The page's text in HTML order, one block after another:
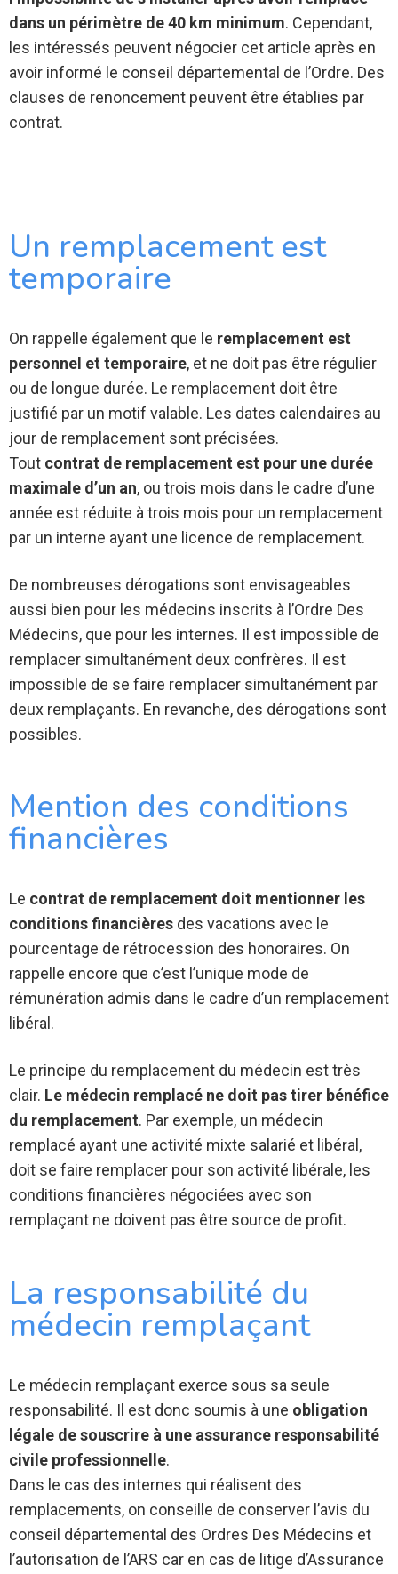
dans un périmètre de 40 km minimum. Cependant,
les intéressés peuvent négocier cet article après en
avoir informé le conseil départemental de l’Ordre. Des
clauses de renoncement peuvent être établies par
contrat.
Un remplacement est
temporaire
On rappelle également que le remplacement est
personnel et temporaire, et ne doit pas être régulier
ou de longue durée. Le remplacement doit être
justifié par un motif valable. Les dates calendaires au
jour de remplacement sont précisées.
Tout contrat de remplacement est pour une durée
maximale d’un an, ou trois mois dans le cadre d’une
année est réduite à trois mois pour un remplacement
par un interne ayant une licence de remplacement.
De nombreuses dérogations sont envisageables
aussi bien pour les médecins inscrits à l’Ordre Des
Médecins, que pour les internes. Il est impossible de
remplacer simultanément deux confrères. Il est
impossible de se faire remplacer simultanément par
deux remplaçants. En revanche, des dérogations sont
possibles.
Mention des conditions
financières
Le contrat de remplacement doit mentionner les
conditions financières des vacations avec le
pourcentage de rétrocession des honoraires. On
rappelle encore que c’est l’unique mode de
rémunération admis dans le cadre d’un remplacement
libéral.
Le principe du remplacement du médecin est très
clair. Le médecin remplacé ne doit pas tirer bénéfice
du remplacement. Par exemple, un médecin
remplacé ayant une activité mixte salarié et libéral,
doit se faire remplacer pour son activité libérale, les
conditions financières négociées avec son
remplaçant ne doivent pas être source de profit.
La responsabilité du
médecin remplaçant
Le médecin remplaçant exerce sous sa seule
responsabilité. Il est donc soumis à une obligation
légale de souscrire à une assurance responsabilité
civile professionnelle.
Dans le cas des internes qui réalisent des
remplacements, on conseille de conserver l’avis du
conseil départemental des Ordres Des Médecins et
l’autorisation de l’ARS car en cas de litige d’Assurance